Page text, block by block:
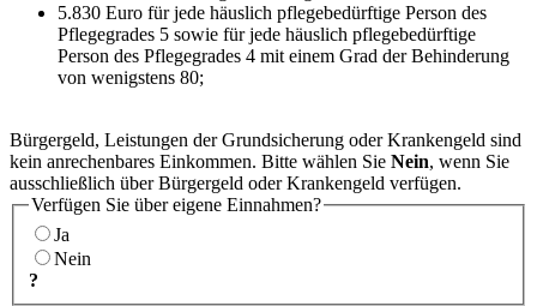
5.830 Euro für jede häuslich pflegebedürftige Person des
Pflegegrades 5 sowie für jede häuslich pflegebedürftige
Person des Pflegegrades 4 mit einem Grad der Behinderung
von wenigstens 80;
Bürgergeld, Leistungen der Grundsicherung oder Krankengeld sind
kein anrechenbares Einkommen. Bitte wählen Sie Nein, wenn Sie
ausschließlich über Bürgergeld oder Krankengeld verfügen.
Verfügen Sie über eigene Einnahmen?
Ja
Nein
?